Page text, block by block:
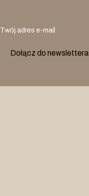
Twój adres e-mail
Dołącz do newslettera